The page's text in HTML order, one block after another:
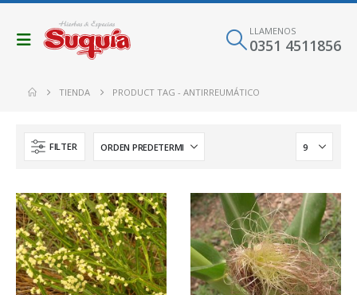
LLAMENOS
0351 4511856
TIENDA PRODUCT TAG -ANTIRREUMÁTICO
FILTER